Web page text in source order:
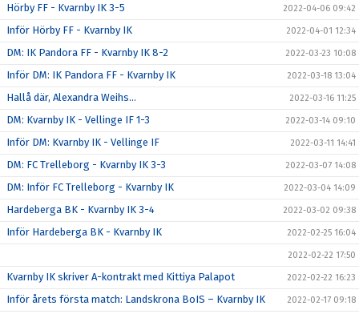
Hörby FF - Kvarnby IK 3-5 2022-04-06 09:42
Inför Hörby FF - Kvarnby IK 2022-04-01 12:34
DM: IK Pandora FF - Kvarnby IK 8-2 2022-03-23 10:08
Inför DM: IK Pandora FF - Kvarnby IK 2022-03-18 13:04
Hallå där, Alexandra Weihs... 2022-03-16 11:25
DM: Kvarnby IK - Vellinge IF 1-3 2022-03-14 09:10
Inför DM: Kvarnby IK - Vellinge IF 2022-03-11 14:41
DM: FC Trelleborg - Kvarnby IK 3-3 2022-03-07 14:08
DM: Inför FC Trelleborg - Kvarnby IK 2022-03-04 14:09
Hardeberga BK - Kvarnby IK 3-4 2022-03-02 09:38
Inför Hardeberga BK - Kvarnby IK 2022-02-25 16:04
2022-02-22 17:50
Kvarnby IK skriver A-kontrakt med Kittiya Palapot 2022-02-22 16:23
Inför årets första match: Landskrona BoIS – Kvarnby IK 2022-02-17 09:18